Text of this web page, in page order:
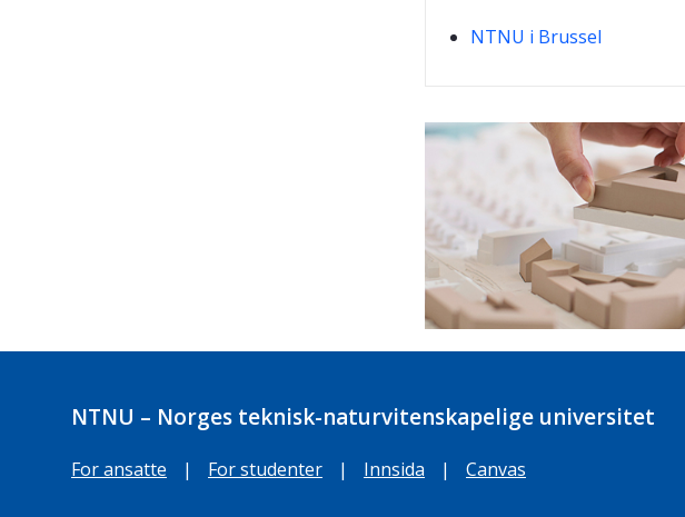
NTNU i Brussel
NTNU – Norges teknisk-naturvitenskapelige universitet
For ansatte | For studenter | Innsida | Canvas